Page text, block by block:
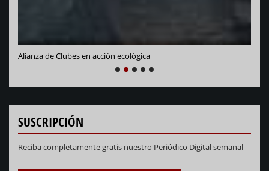
Alianza de Clubes en acción ecológica
PREVIOUS
SUSCRIPCIÓN
Reciba completamente gratis nuestro Periódico Digital semanal